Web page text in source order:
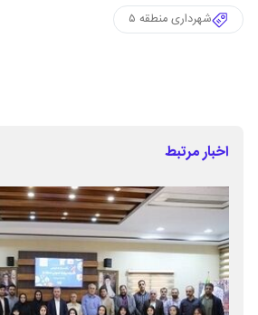
شهرداری منطقه ۵
اخبار مرتبط